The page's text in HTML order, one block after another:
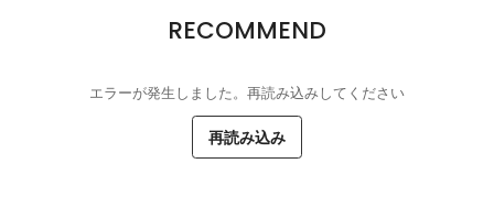
RECOMMEND
エラーが発生しました。再読み込みしてください
再読み込み